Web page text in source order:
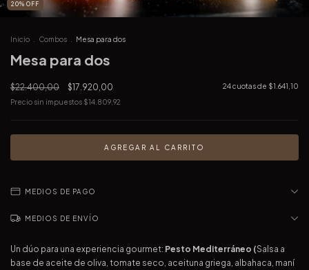
20% OFF
Inicio Combos Mesa para dos
Mesa para dos
$22.400,00 $17.920,00 24cuotas de $1.641,10
Precio sin impuestos $14.809,92
MEDIOS DE PAGO
MEDIOS DE ENVÍO
Un dúo para una experiencia gourmet: Pesto Mediterráneo (Salsa a
base de aceite de oliva, tomate seco, aceituna griega, albahaca, maní